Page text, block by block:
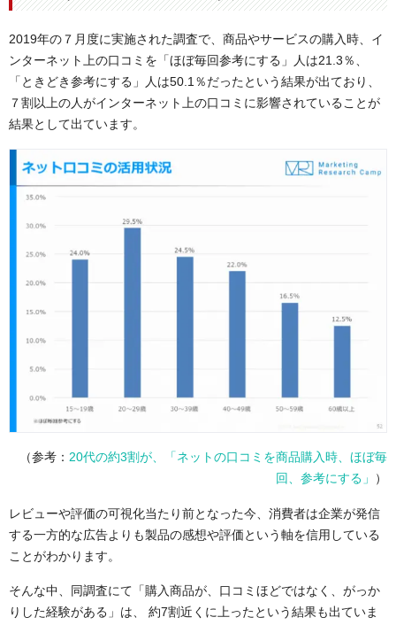
2019年の７月度に実施された調査で、商品やサービスの購入時、イ
ンターネット上の口コミを「ほぼ毎回参考にする」人は21.3％、
「ときどき参考にする」人は50.1％だったという結果が出ており、
７割以上の人がインターネット上の口コミに影響されていることが
結果として出ています。
（参考： 20代の約3割が、「ネットの口コミを商品購入時、ほぼ毎
回、参考にする」
）
レビューや評価の可視化当たり前となった今、消費者は企業が発信
する一方的な広告よりも製品の感想や評価という軸を信用している
ことがわかります。
そんな中、同調査にて「購入商品が、口コミほどではなく、がっか
りした経験がある」は、 約7割近くに上ったという結果も出ていま